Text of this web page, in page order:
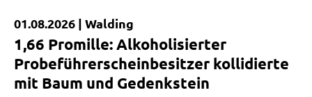
Kurzmeldung
01.08.2026 | Walding
1,66 Promille: Alkoholisierter
Probeführerscheinbesitzer kollidierte
mit Baum und Gedenkstein